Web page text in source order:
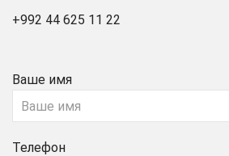
+992 44 625 11 22
Ваше имя
Телефон